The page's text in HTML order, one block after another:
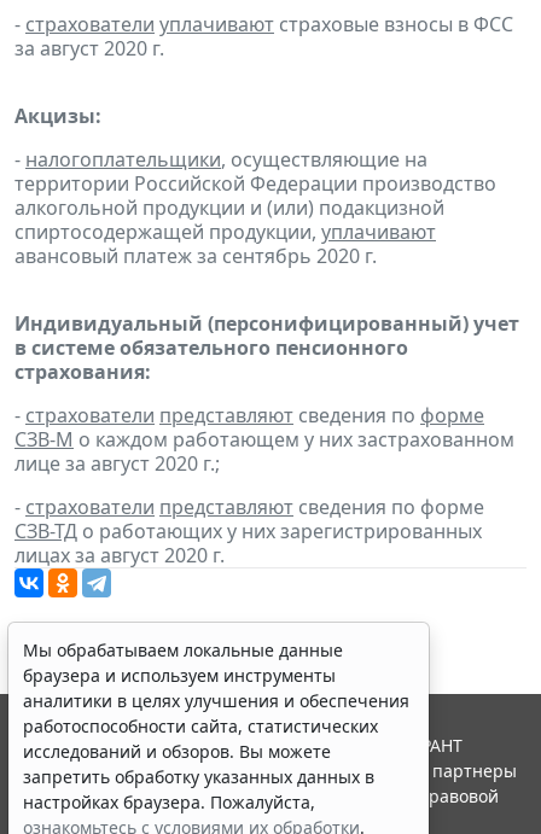
- страхователи уплачивают страховые взносы в ФСС
за август 2020 г.
Акцизы:
- налогоплательщики, осуществляющие на
территории Российской Федерации производство
алкогольной продукции и (или) подакцизной
спиртосодержащей продукции, уплачивают
авансовый платеж за сентябрь 2020 г.
Индивидуальный (персонифицированный) учет
в системе обязательного пенсионного
страхования:
- страхователи представляют сведения по форме
СЗВ-М о каждом работающем у них застрахованном
лице за август 2020 г.;
- страхователи представляют сведения по форме
СЗВ-ТД о работающих у них зарегистрированных
лицах за август 2020 г.
Мы обрабатываем локальные данные
браузера и используем инструменты
аналитики в целях улучшения и обеспечения
работоспособности сайта, статистических
исследований и обзоров. Вы можете
запретить обработку указанных данных в
настройках браузера. Пожалуйста,
ознакомьтесь с условиями их обработки.
© ООО "НПП "ГАРАНТ-СЕРВИС", 2026. Система ГАРАНТ
выпускается с 1990 года. Компания "Гарант" и ее партнеры
являются участниками Российской ассоциации правовой
информации ГАРАНТ.